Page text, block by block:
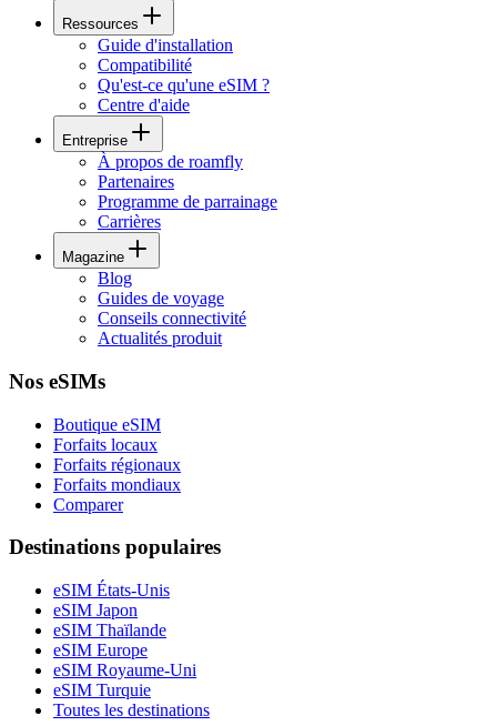
Ressources
Guide d'installation
Compatibilité
Qu'est-ce qu'une eSIM ?
Centre d'aide
Entreprise
À propos de roamfly
Partenaires
Programme de parrainage
Carrières
Magazine
Blog
Guides de voyage
Conseils connectivité
Actualités produit
Nos eSIMs
Boutique eSIM
Forfaits locaux
Forfaits régionaux
Forfaits mondiaux
Comparer
Destinations populaires
eSIM États-Unis
eSIM Japon
eSIM Thaïlande
eSIM Europe
eSIM Royaume-Uni
eSIM Turquie
Toutes les destinations